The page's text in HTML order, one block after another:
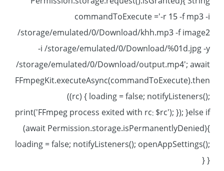
commandToExecute ='-r 15 -f mp3 -i
/storage/emulated/0/Download/khh.mp3 -f image2
-i /storage/emulated/0/Download/%01d.jpg -y
/storage/emulated/0/Download/output.mp4'; await
FFmpegKit.executeAsync(commandToExecute).then
((rc) { loading = false; notifyListeners();
print('FFmpeg process exited with rc: $rc'); }); }else if
(await Permission.storage.isPermanentlyDenied){
loading = false; notifyListeners(); openAppSettings();
} }